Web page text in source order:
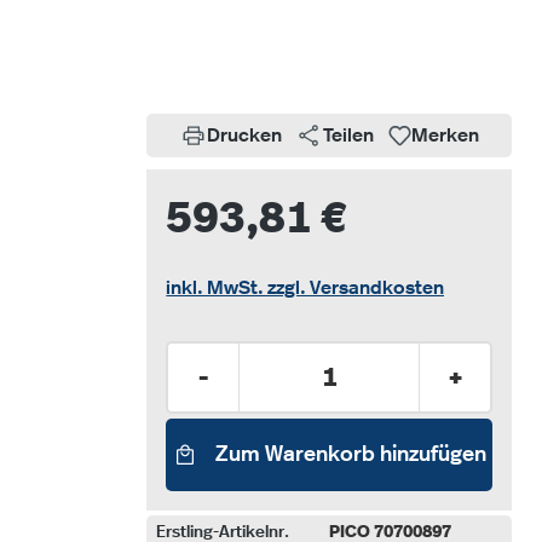
Drucken
Teilen Merken
593,81 €
inkl. MwSt. zzgl. Versandkosten
Produkt Anzahl: Gib den
- +
Zum Warenkorb hinzufügen
Erstling-Artikelnr. PICO 70700897